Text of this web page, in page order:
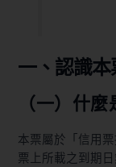
一、認識
（一）什
本票屬於「信用
票上所載之到期